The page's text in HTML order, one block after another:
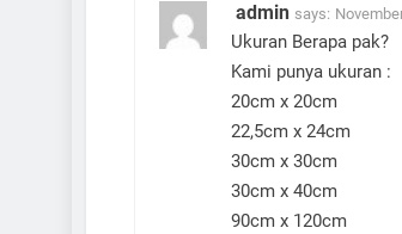
admin says:
Ukuran Berapa pak?
Kami punya ukuran :
20cm x 20cm
22,5cm x 24cm
30cm x 30cm
30cm x 40cm
90cm x 120cm